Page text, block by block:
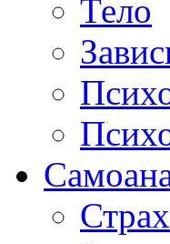
Тело